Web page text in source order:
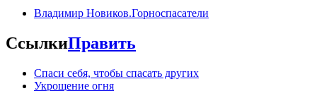
Владимир Новиков.Горноспасатели
СсылкиПравить
Спаси себя, чтобы спасать других
Укрощение огня